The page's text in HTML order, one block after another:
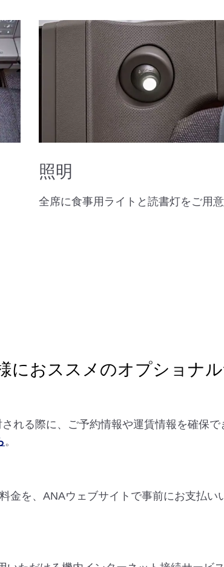
照明
全席に食事用ライトと読書灯をご用意
におススメのオプショナ
れる際に、ご予約情報や運賃情報を確保
。
金を、ANAウェブサイトで事前にお支払い